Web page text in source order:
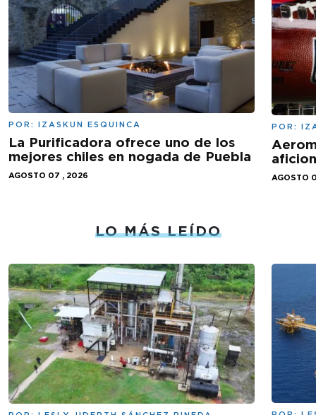
POR: IZASKUN ESQUINCA
La Purificadora ofrece uno de los
mejores chiles en nogada de Puebla
AGOSTO 07 , 2026
POR:
AGOSTO
LO MÁS LEÍDO